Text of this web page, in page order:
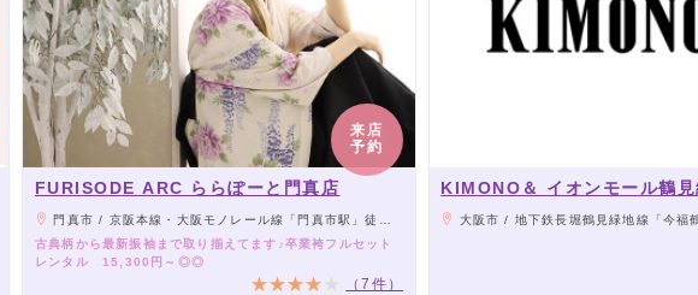
来店
予約
FURISODE ARC ららぽーと門真店
門真市 / 京阪本線・大阪モノレール線「門真市駅」徒歩約8分 近畿自動車道「門真IC」から約0.5km
古典柄から最新振袖まで取り揃えてます♪卒業袴フルセット
レンタル 15,300円～◎◎
（7件）
KIMONO＆ イオンモール鶴見
大阪市 / 地下鉄長堀鶴見緑地線「今福鶴見駅」